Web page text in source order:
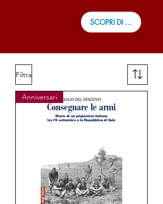
SCOPRI DI PIÙ
Filtra
Anniversari